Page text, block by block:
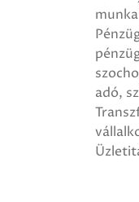
szocho
adó